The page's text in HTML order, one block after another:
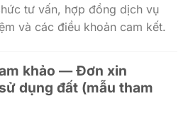
tư vấn, hợp đồng dịch vụ
và các điều khoản cam kết.
khảo — Đơn xin
dụng đất (mẫu tham